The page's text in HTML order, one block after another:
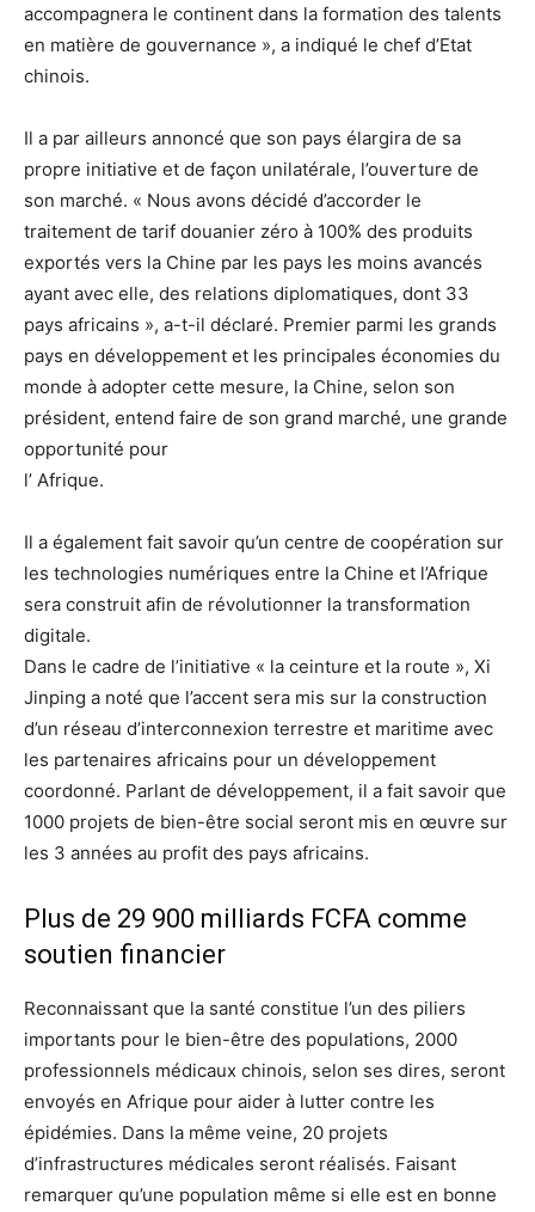
accompagnera le continent dans la formation des talents
en matière de gouvernance », a indiqué le chef d’Etat
chinois.
Il a par ailleurs annoncé que son pays élargira de sa
propre initiative et de façon unilatérale, l’ouverture de
son marché. « Nous avons décidé d’accorder le
traitement de tarif douanier zéro à 100% des produits
exportés vers la Chine par les pays les moins avancés
ayant avec elle, des relations diplomatiques, dont 33
pays africains », a-t-il déclaré. Premier parmi les grands
pays en développement et les principales économies du
monde à adopter cette mesure, la Chine, selon son
président, entend faire de son grand marché, une grande
opportunité pour
l’ Afrique.
Il a également fait savoir qu’un centre de coopération sur
les technologies numériques entre la Chine et l’Afrique
sera construit afin de révolutionner la transformation
digitale.
Dans le cadre de l’initiative « la ceinture et la route », Xi
Jinping a noté que l’accent sera mis sur la construction
d’un réseau d’interconnexion terrestre et maritime avec
les partenaires africains pour un développement
coordonné. Parlant de développement, il a fait savoir que
1000 projets de bien-être social seront mis en œuvre sur
les 3 années au profit des pays africains.
Plus de 29 900 milliards FCFA comme
soutien financier
Reconnaissant que la santé constitue l’un des piliers
importants pour le bien-être des populations, 2000
professionnels médicaux chinois, selon ses dires, seront
envoyés en Afrique pour aider à lutter contre les
épidémies. Dans la même veine, 20 projets
d’infrastructures médicales seront réalisés. Faisant
remarquer qu’une population même si elle est en bonne